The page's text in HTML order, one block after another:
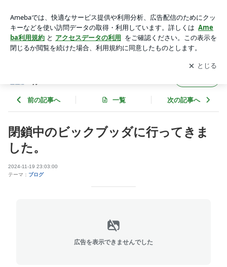
プーケットゴールドトラベル
アプリをダウンロードして ブログの更新通知
を受け取りまし
ょう。
開く
ル
前の記事へ 一覧 次の記事へ
閉鎖中のビックブッダに行ってきま
した。
2024-11-19 23:03:00
テーマ： ブログ
広告を表示できませんでした